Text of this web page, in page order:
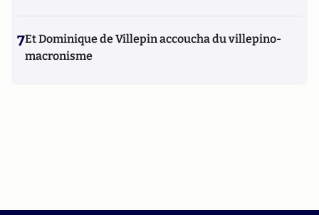
7Et Dominique de Villepin accoucha du villepino-
macronisme